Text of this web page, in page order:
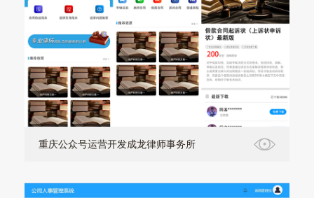
重庆公众号运营开发成龙律师事务所